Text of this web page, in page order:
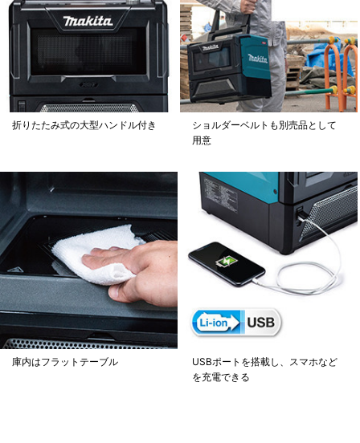
折りたたみ式の大型ハンドル付き
ショルダーベルトも別売品として
用意
庫内はフラットテーブル
USBポートを搭載し、スマホなど
を充電できる